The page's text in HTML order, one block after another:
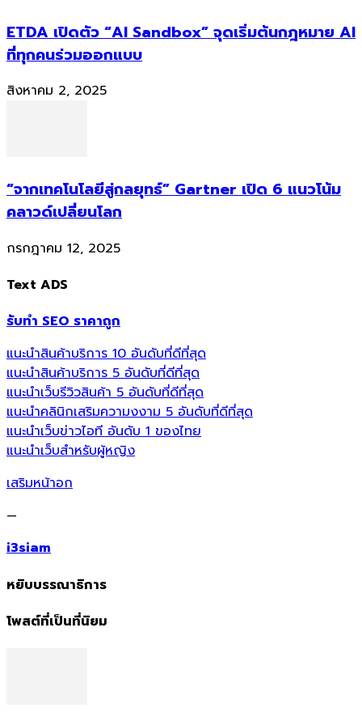
ETDA เปิดตัว “AI Sandbox” จุดเริ่มต้นกฎหมาย AI
ที่ทุกคนร่วมออกแบบ
สิงหาคม 2, 2025
“จากเทคโนโลยีสู่กลยุทธ์” Gartner เปิด 6 แนวโน้ม
คลาวด์เปลี่ยนโลก
กรกฎาคม 12, 2025
Text ADS
รับทำ SEO ราคาถูก
แนะนำสินค้าบริการ 10 อันดับที่ดีที่สุด
แนะนำสินค้าบริการ 5 อันดับที่ดีที่สุด
แนะนำเว็บรีวิวสินค้า 5 อันดับที่ดีที่สุด
แนะนำคลินิกเสริมความงงาม 5 อันดับที่ดีที่สุด
แนะนำเว็บข่าวไอที อันดับ 1 ของไทย
แนะนำเว็บสำหรับผู้หญิง
เสริมหน้าอก
—
i3siam
หยิบบรรณาธิการ
โพสต์ที่เป็นที่นิยม